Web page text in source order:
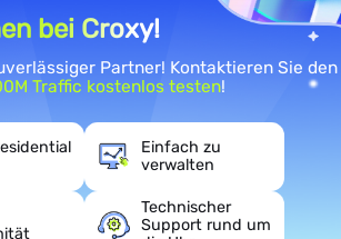
E-Commerce-Daten ab, um die
und das Verständnis des E-
zu verbessern.
bei Croxy!
Partner! Kontaktieren Sie den
Traffic kostenlos testen!
Einfach zu
verwalten
Technischer
Support rund um